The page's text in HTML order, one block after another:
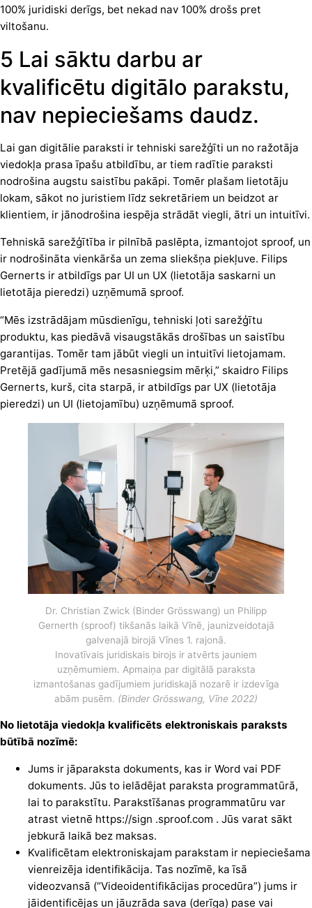
100% juridiski derīgs, bet nekad nav 100% drošs pret
viltošanu.
5 Lai sāktu darbu ar
kvalificētu digitālo parakstu,
nav nepieciešams daudz.
Lai gan digitālie paraksti ir tehniski sarežģīti un no ražotāja
viedokļa prasa īpašu atbildību, ar tiem radītie paraksti
nodrošina augstu saistību pakāpi. Tomēr plašam lietotāju
lokam, sākot no juristiem līdz sekretāriem un beidzot ar
klientiem, ir jānodrošina iespēja strādāt viegli, ātri un intuitīvi.
Tehniskā sarežģītība ir pilnībā paslēpta, izmantojot sproof, un
ir nodrošināta vienkārša un zema sliekšņa piekļuve. Filips
Gernerts ir atbildīgs par UI un UX (lietotāja saskarni un
lietotāja pieredzi) uzņēmumā sproof.
“Mēs izstrādājam mūsdienīgu, tehniski ļoti sarežģītu
produktu, kas piedāvā visaugstākās drošības un saistību
garantijas. Tomēr tam jābūt viegli un intuitīvi lietojamam.
Pretējā gadījumā mēs nesasniegsim mērķi,” skaidro Filips
Gernerts, kurš, cita starpā, ir atbildīgs par UX (lietotāja
pieredzi) un UI (lietojamību) uzņēmumā sproof.
Dr. Christian Zwick (Binder Grösswang) un Philipp
Gernerth (sproof) tikšanās laikā Vīnē, jaunizveidotajā
galvenajā birojā Vīnes 1. rajonā.
Inovatīvais juridiskais birojs ir atvērts jauniem
uzņēmumiem. Apmaiņa par digitālā paraksta
izmantošanas gadījumiem juridiskajā nozarē ir izdevīga
abām pusēm. (Binder Grösswang, Vīne 2022)
No lietotāja viedokļa kvalificēts elektroniskais paraksts
būtībā nozīmē:
Jums ir jāparaksta dokuments, kas ir Word vai PDF
dokuments. Jūs to ielādējat paraksta programmatūrā,
lai to parakstītu. Parakstīšanas programmatūru var
atrast vietnē https://sign .sproof.com . Jūs varat sākt
jebkurā laikā bez maksas.
Kvalificētam elektroniskajam parakstam ir nepieciešama
vienreizēja identifikācija. Tas nozīmē, ka īsā
videozvansā (“Videoidentifikācijas procedūra”) jums ir
jāidentificējas un jāuzrāda sava (derīga) pase vai